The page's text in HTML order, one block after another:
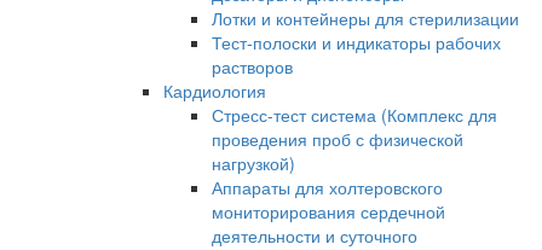
Лотки и контейнеры для стерилизации
Тест-полоски и индикаторы рабочих
растворов
Кардиология
Стресс-тест система (Комплекс для
проведения проб с физической
нагрузкой)
Аппараты для холтеровского
мониторирования сердечной
деятельности и суточного